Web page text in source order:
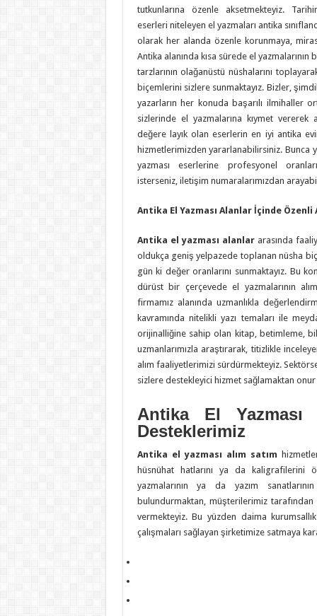
tutkunlarına özenle aksetmekteyiz.
eserleri niteleyen el yazmaları antika
olarak her alanda özenle korunmaya, miras
Antika alanında kısa sürede el yazmalarının
tarzlarının olağanüstü nüshalarını
biçemlerini sizlere sunmaktayız. Bizler,
yazarların her konuda başarılı ilmihaller
sizlerinde el yazmalarına kıymet vererek
değere layık olan eserlerin en iyi antika
hizmetlerimizden yararlanabilirsiniz. Bunca
yazması eserlerine profesyonel
isterseniz, iletişim numaralarımızdan
Antika El Yazması Alanlar İçinde
Antika el yazması alanlar arasında
oldukça geniş yelpazede toplanan nüsha
gün ki değer oranlarını sunmaktayız. Bu
dürüst bir çerçevede el yazmalarının
firmamız alanında uzmanlıkla
kavramında nitelikli yazı temaları ile
orijinalliğine sahip olan kitap, betimleme,
uzmanlarımızla araştırarak, titizlikle
alım faaliyetlerimizi sürdürmekteyiz.
sizlere destekleyici hizmet sağlamaktan
Antika El Yazması
Desteklerimiz
Antika el yazması alım satım
hüsnühat hatlarını ya da kaligrafilerini
yazmalarının ya da yazım
bulundurmaktan, müşterilerimiz
vermekteyiz. Bu yüzden daima
çalışmaları sağlayan şirketimize satmaya